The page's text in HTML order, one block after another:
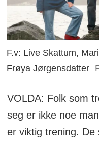
F.v: Live Skattum,
Frøya Jørgensdatter
VOLDA: Folk som
seg er ikke noe
er viktig trening. De